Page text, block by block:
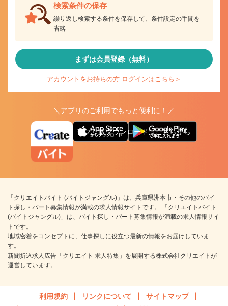
検索条件の保存
繰り返し検索する条件を保存して、条件設定の手間を
省略
まずは会員登録（無料）
アカウントをお持ちの方 ログインはこちら＞
＼アプリのご利用でもっと便利に！／
アプリ版ダウンロードはこちらから
「クリエイトバイト (バイトジャングル)」は、兵庫県洲本市・その他のバイ
ト探し・パート募集情報が満載の求人情報サイトです。 「クリエイトバイト
(バイトジャングル)」は、バイト探し・パート募集情報が満載の求人情報サイ
トです。
地域密着をコンセプトに、仕事探しに役立つ最新の情報をお届けしていま
す。
新聞折込求人広告「クリエイト 求人特集」を展開する株式会社クリエイトが
運営しています。
利用規約 リンクについて
サイトマップ